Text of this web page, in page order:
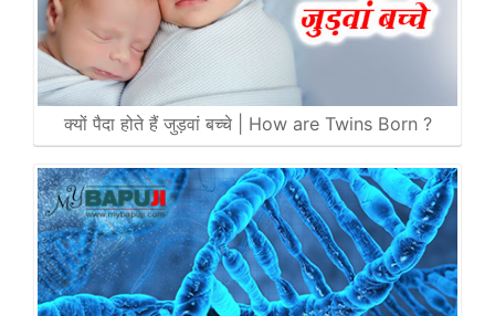
क्यों पैदा होते हैं जुड़वां बच्चे | How are Twins Born ?